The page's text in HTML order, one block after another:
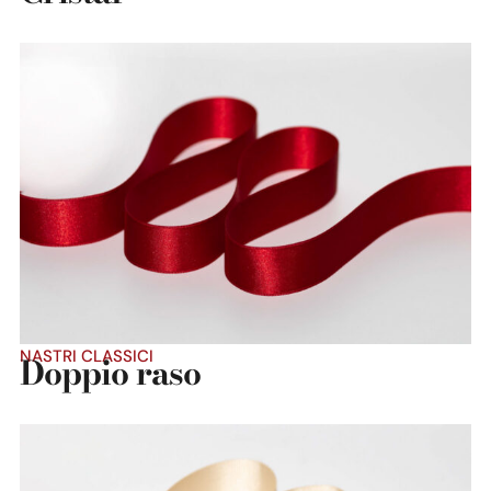
NASTRI CLASSICI
Dettaglio prodotto
Doppio raso